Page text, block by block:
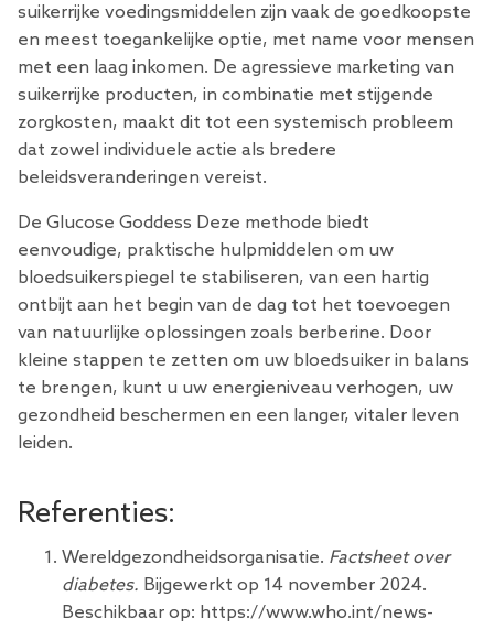
suikerrijke voedingsmiddelen zijn vaak de goedkoopste
en meest toegankelijke optie, met name voor mensen
met een laag inkomen. De agressieve marketing van
suikerrijke producten, in combinatie met stijgende
zorgkosten, maakt dit tot een systemisch probleem
dat zowel individuele actie als bredere
beleidsveranderingen vereist.
De Glucose Goddess Deze methode biedt
eenvoudige, praktische hulpmiddelen om uw
bloedsuikerspiegel te stabiliseren, van een hartig
ontbijt aan het begin van de dag tot het toevoegen
van natuurlijke oplossingen zoals berberine. Door
kleine stappen te zetten om uw bloedsuiker in balans
te brengen, kunt u uw energieniveau verhogen, uw
gezondheid beschermen en een langer, vitaler leven
leiden.
Referenties:
Wereldgezondheidsorganisatie. Factsheet over
diabetes. Bijgewerkt op 14 november 2024.
Beschikbaar op: https://www.who.int/news-